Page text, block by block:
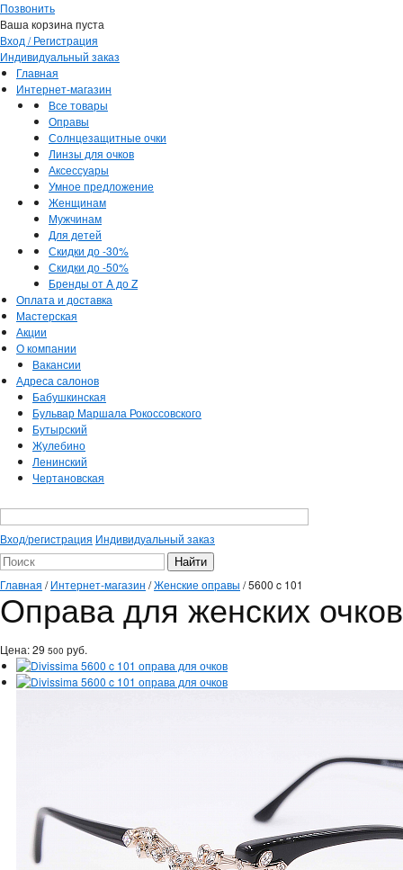
Позвонить
Ваша корзина пуста
Вход / Регистрация
Индивидуальный заказ
Главная
Интернет-магазин
Все товары
Оправы
Солнцезащитные очки
Линзы для очков
Аксессуары
Умное предложение
Женщинам
Мужчинам
Для детей
Скидки до -30%
Скидки до -50%
Бренды от A до Z
Оплата и доставка
Мастерская
Акции
О компании
Вакансии
Адреса салонов
Бабушкинская
Бульвар Маршала Рокоссовского
Бутырский
Жулебино
Ленинский
Чертановская
Вход/регистрация Индивидуальный заказ
Главная /Интернет-магазин /Женские оправы /5600 c 101
Оправа для женских
Цена:29 500 руб.